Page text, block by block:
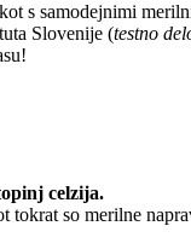
s samodejnimi
Slovenije (testno
celzija.
so merilne